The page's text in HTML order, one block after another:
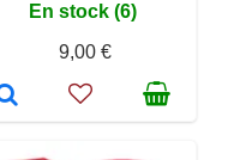
En stock (6)
9,00 €